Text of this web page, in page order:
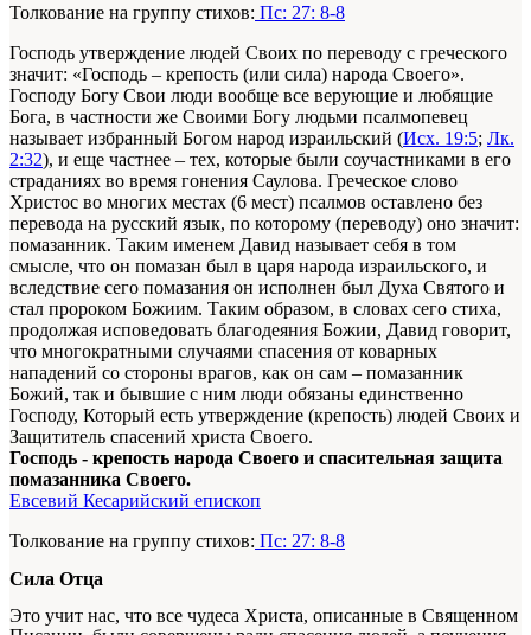
Толкование на группу стихов: Пс: 27: 8-8
Господь утверждение людей Своих по переводу с греческого
значит: «Господь – крепость (или сила) народа Своего».
Господу Богу Свои люди вообще все верующие и любящие
Бога, в частности же Своими Богу людьми псалмопевец
называет избранный Богом народ израильский (Исх. 19:5; Лк.
2:32), и еще частнее – тех, которые были соучастниками в его
страданиях во время гонения Саулова. Греческое слово
Христос во многих местах (6 мест) псалмов оставлено без
перевода на русский язык, по которому (переводу) оно значит:
помазанник. Таким именем Давид называет себя в том
смысле, что он помазан был в царя народа израильского, и
вследствие сего помазания он исполнен был Духа Святого и
стал пророком Божиим. Таким образом, в словах сего стиха,
продолжая исповедовать благодеяния Божии, Давид говорит,
что многократными случаями спасения от коварных
нападений со стороны врагов, как он сам – помазанник
Божий, так и бывшие с ним люди обязаны единственно
Господу, Который есть утверждение (крепость) людей Своих и
Защититель спасений христа Своего.
Господь - крепость народа Своего и спасительная защита
помазанника Своего.
Евсевий Кесарийский епископ
Толкование на группу стихов: Пс: 27: 8-8
Сила Отца
Это учит нас, что все чудеса Христа, описанные в Священном